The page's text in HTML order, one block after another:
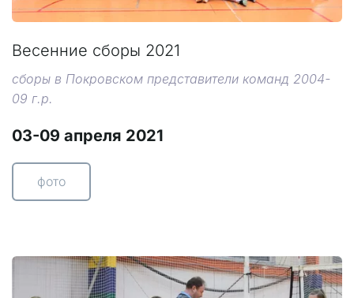
Весенние сборы 2021
сборы в Покровском представители команд 2004-
09 г.р.
03-09 апреля 2021
фото